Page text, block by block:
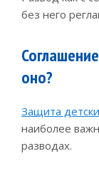
без него
оно?
Защита
наиболее
разводах.